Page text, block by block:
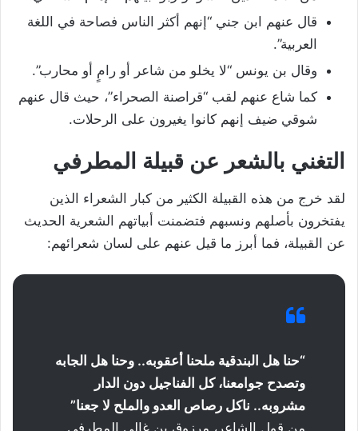
قال عنهم ابن جني “إنهم أكثر الناس فصاحة في اللغة
العربية”.
وقال بن يونس “لا يخلو من شاعر أو رامٍ أو محارب”.
كما شاع عنهم لقب “قراصنة الصحراء”، حيث قال عنهم
شوقي ضيف إنهم كانوا يغيرون على الرحلات.
التغني بالشعر عن قبيلة المطرفي
لقد خرج من هذه القبيلة الكثير من كبار الشعراء الذين
يفتخرون بأصلهم ونسبهم فتضمنت أبياتهم الشعرية الحديث
عن القبيلة، فما أبرز ما قيل عنهم على لسان شعرائهم:
“حنا هل البندقية ملحنا أعقوبه.. وحنا هل الجابه
وتصدح جوامعنا، كل الفناجيل دون الدار
مشروبه.. ناكل رصاص العدو والملح لا جعنا”
من قول الشاعر، مرزوق بن غالي المطرفي.